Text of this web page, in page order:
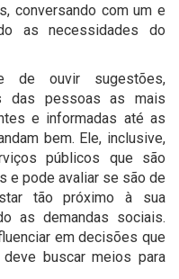
conversando com um e
as necessidades do
de ouvir sugestões,
das pessoas as mais
e informadas até as
bem. Ele, inclusive,
públicos que são
e pode avaliar se são de
tão próximo à sua
as demandas sociais.
em decisões que
buscar meios para